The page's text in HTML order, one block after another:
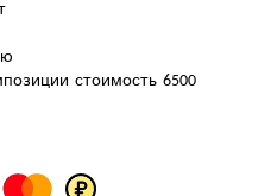
стоимость 6500